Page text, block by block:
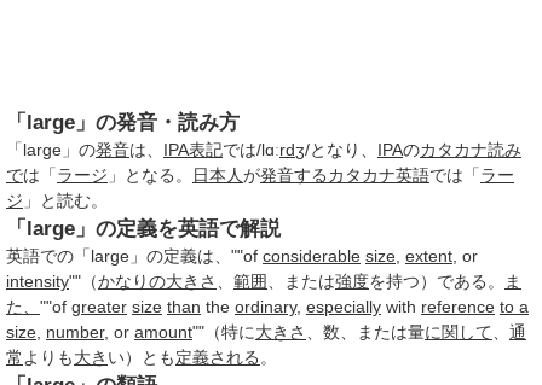
「large」の発音・読み方
「large」の発音は、 IPA表記では/lɑːrdʒ/となり、 IPAのカタカナ読み
では「ラージ 」となる。 日本人が発音するカタカナ英語では「ラー
ジ 」と読む。
「large」の定義を英語で解説
英語での「large」の定義は、""of considerable size extent , or
intensity""（かなりの大きさ 範囲 、または強度を持つ）である。
ま
た、 ""of greater size than the ordinary, especially with reference to a
size number, or amount""（特に大きさ 、数、または量に関して
通
常 よりも大き い）とも定義される 。